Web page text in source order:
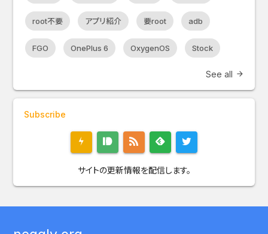
root不要 アプリ紹介 要root adb
FGO OnePlus 6 OxygenOS Stock
See all arrow_forward
Subscribe
サイトの更新情報を配信します。